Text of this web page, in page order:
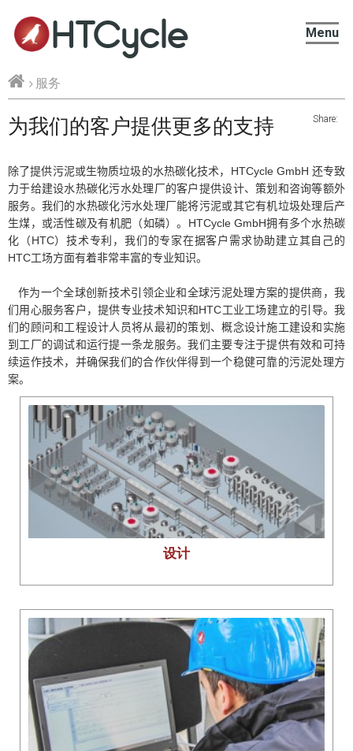
HTCycle Menu
服务
Share:
为我们的客户提供更多的支持
除了提供污泥或生物质垃圾的水热碳化技术， HTCycle GmbH 还专致
力于给建设水热碳化污水处理厂的客户提供设计、策划和咨询等额外
服务。我们的水热碳化污水处理厂能将污泥或其它有机垃圾处理后产
生煤，或活性碳及有机肥（如磷）。 HTCycle GmbH拥有多个水热碳
化（HTC）技术专利，我们的专家在据客户需求协助建立其自己的
HTC工场方面有着非常丰富的专业知识。
作为一个全球创新技术引领企业和全球污泥处理方案的提供商，我
们用心服务客户，提供专业技术知识和HTC工业工场建立的引导。我
们的顾问和工程设计人员将从最初的策划、概念设计施工建设和实施
到工厂的调试和运行提一条龙服务。我们主要专注于提供有效和可持
续运作技术，并确保我们的合作伙伴得到一个稳健可靠的污泥处理方
案。
设计